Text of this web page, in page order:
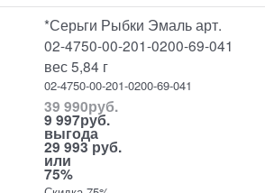
*Серьги Рыбки Эмаль арт.
02-4750-00-201-0200-69-041
вес 5,84 г
02-4750-00-201-0200-69-041
39 990руб.
9 997руб.
выгода
29 993 руб.
или
75%